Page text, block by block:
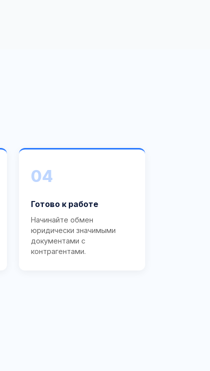
04
Готово к работе
Начинайте обмен
юридически значимыми
документами с
контрагентами.